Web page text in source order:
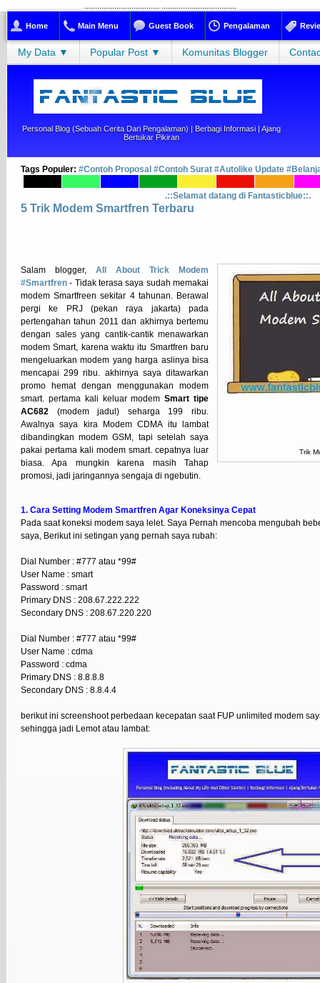
................................... ...................................
Home Main Menu Guest Book Pengalaman
My Data ▼ Popular Post ▼ Komunitas Blogger
Personal Blog (sebuah Cerita Dari Pengalaman) | Berbagi Informasi | Ajang
Bertukar Pikiran
Tags Populer: #Contoh Proposal #Contoh Surat #Autolike Update
.::Selamat datang di Fantasticblue::.
5 Trik Modem Smartfren Terbaru
Trik
Salam blogger,All About Trick Modem
#Smartfren - Tidak terasa saya sudah memakai
modem Smartfreen sekitar 4 tahunan. Berawal
pergi ke PRJ (pekan raya jakarta) pada
pertengahan tahun 2011 dan akhirnya bertemu
dengan sales yang cantik-cantik menawarkan
modem Smart, karena waktu itu Smartfren baru
mengeluarkan modem yang harga aslinya bisa
mencapai 299 ribu. akhirnya saya ditawarkan
promo hemat dengan menggunakan modem
smart. pertama kali keluar modemSmart tipe
AC682 (modem jadul) seharga 199 ribu.
Awalnya saya kira Modem CDMA itu lambat
dibandingkan modem GSM, tapi setelah saya
pakai pertama kali modem smart. cepatnya luar
biasa. Apa mungkin karena masih Tahap
promosi, jadi jaringannya sengaja di ngebutin.
1. Cara Setting Modem Smartfren Agar Koneksinya Cepat
Pada saat koneksi modem saya lelet. Saya Pernah mencoba mengubah
saya, Berikut ini setingan yang pernah saya rubah:
Dial Number : #777 atau *99#
User Name : smart
Password : smart
Primary DNS : 208.67.222.222
Secondary DNS : 208.67.220.220
Dial Number : #777 atau *99#
User Name : cdma
Password : cdma
Primary DNS : 8.8.8.8
Secondary DNS : 8.8.4.4
berikut ini screenshoot perbedaan kecepatan saat FUP unlimited modem
sehingga jadi Lemot atau lambat: